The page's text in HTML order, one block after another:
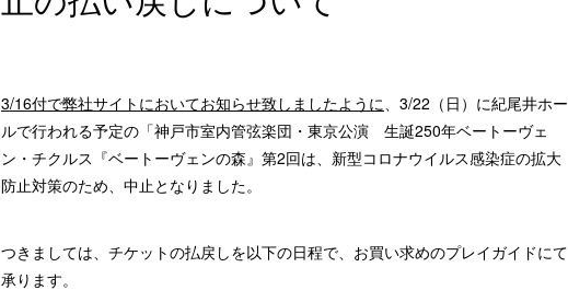
3/16付で弊社サイトにおいてお知らせ致しましたように、3/22（日）に紀尾井ホー
ルで行われる予定の「神戸市室内管弦楽団・東京公演 生誕250年ベートーヴェ
ン・チクルス『ベートーヴェンの森』第2回は、新型コロナウイルス感染症の拡大
防止対策のため、中止となりました。
つきましては、チケットの払戻しを以下の日程で、お買い求めのプレイガイドにて
承ります。